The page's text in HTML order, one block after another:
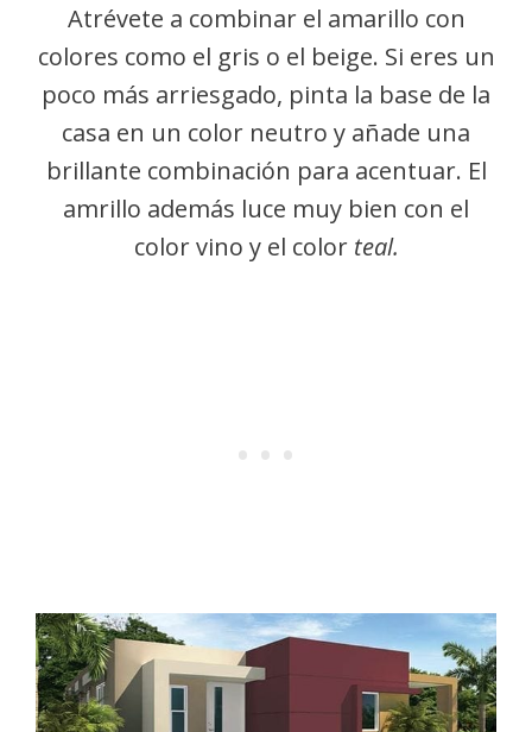
Atrévete a combinar el amarillo con
colores como el gris o el beige. Si eres un
poco más arriesgado, pinta la base de la
casa en un color neutro y añade una
brillante combinación para acentuar. El
amrillo además luce muy bien con el
color vino y el color teal.